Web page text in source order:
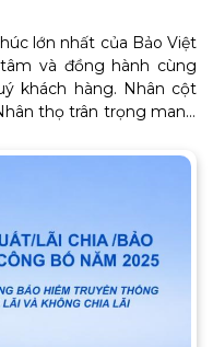
lớn nhất của Bảo Việt
và đồng hành cùng
khách hàng. Nhân cột
thọ trân trọng mang
thành từ trái tim, tiếp